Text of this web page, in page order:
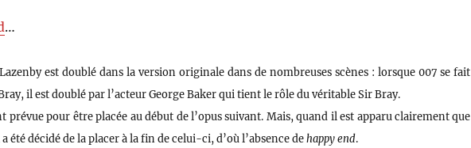
…
est doublé dans la version originale dans de nombreuses scènes : lorsque 007 se fait
il est doublé par l’acteur George Baker qui tient le rôle du véritable Sir Bray.
pour être placée au début de l’opus suivant. Mais, quand il est apparu clairement que
été décidé de la placer à la fin de celui-ci, d’où l’absence dehappy end.